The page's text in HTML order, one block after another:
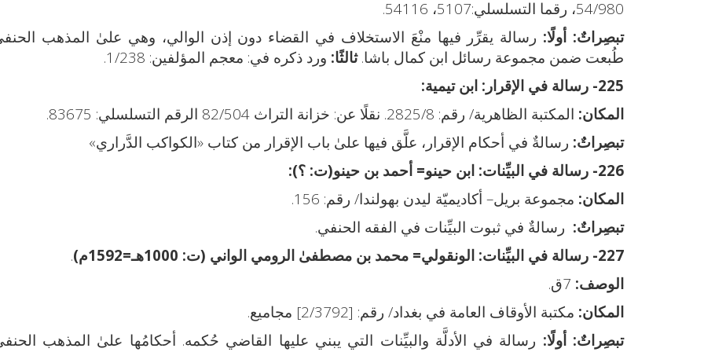
54/980، رقما التسلسلي:5107، 54116.
تبصِراتٌ: أولًا: رسالة يقرِّر فيها منْعَ الاستخلاف في القضاء دون إذن الوالي، وهي علىٰ المذهب
طُبعت ضمن مجموعة رسائل ابن كمال باشا.ثالثًا: ورد ذكره في: معجم المؤلفين: 1/238.
225- رسالة في الإقرار:
ابن تيمية:
المكان: المكتبة الظاهرية/ رقم: 2825/8. نقلًا عن: خزانة التراث 82/504 الرقم التسلسلي: 83675.
تبصِراتٌ: رسالةٌ في أحكام الإقرار، علَّق فيها علىٰ باب الإقرار من كتاب «الكواكب الدَّراري»
226- رسالة في البيِّنات:
ابن حينو= أحمد بن حينو(ت: ؟):
المكان: مجموعة بريل– أكاديميّة ليدن بهولندا/ رقم: 156.
تبصِراتٌ: رسالةٌ في ثبوت البيِّنات في الفقه الحنفي.
227- رسالة في البيِّنات:
الونقولي= محمد بن مصطفىٰ الرومي الواني (ت: 1000هـ=1592م)
.
الوصف:
المكان: مكتبة الأوقاف العامة في بغداد/ رقم: [2/3792] مجاميع.
تبصِراتٌ: أولًا: رسالة في الأدلَّة والبيِّنات التي يبني عليها القاضي حُكمه. أحكامُها علىٰ المذهب